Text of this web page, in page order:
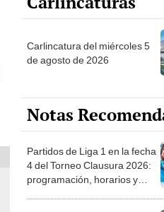
Carlincatura del miércoles 5
de agosto de 2026
Notas
Partidos de Liga 1 en la fecha
4 del Torneo Clausura 2026:
programación, horarios y